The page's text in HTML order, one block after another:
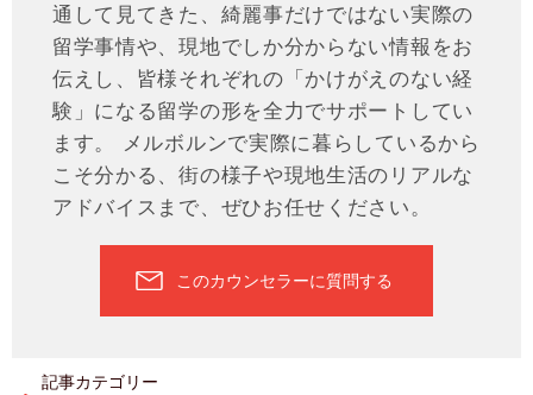
通して見てきた、綺麗事だけではない実際の
留学事情や、現地でしか分からない情報をお
伝えし、皆様それぞれの「かけがえのない経
験」になる留学の形を全力でサポートしてい
ます。 メルボルンで実際に暮らしているから
こそ分かる、街の様子や現地生活のリアルな
アドバイスまで、ぜひお任せください。
このカウンセラーに質問する
記事カテゴリー